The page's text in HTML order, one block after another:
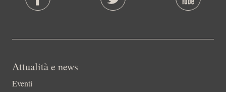
Attualità e news
Eventi